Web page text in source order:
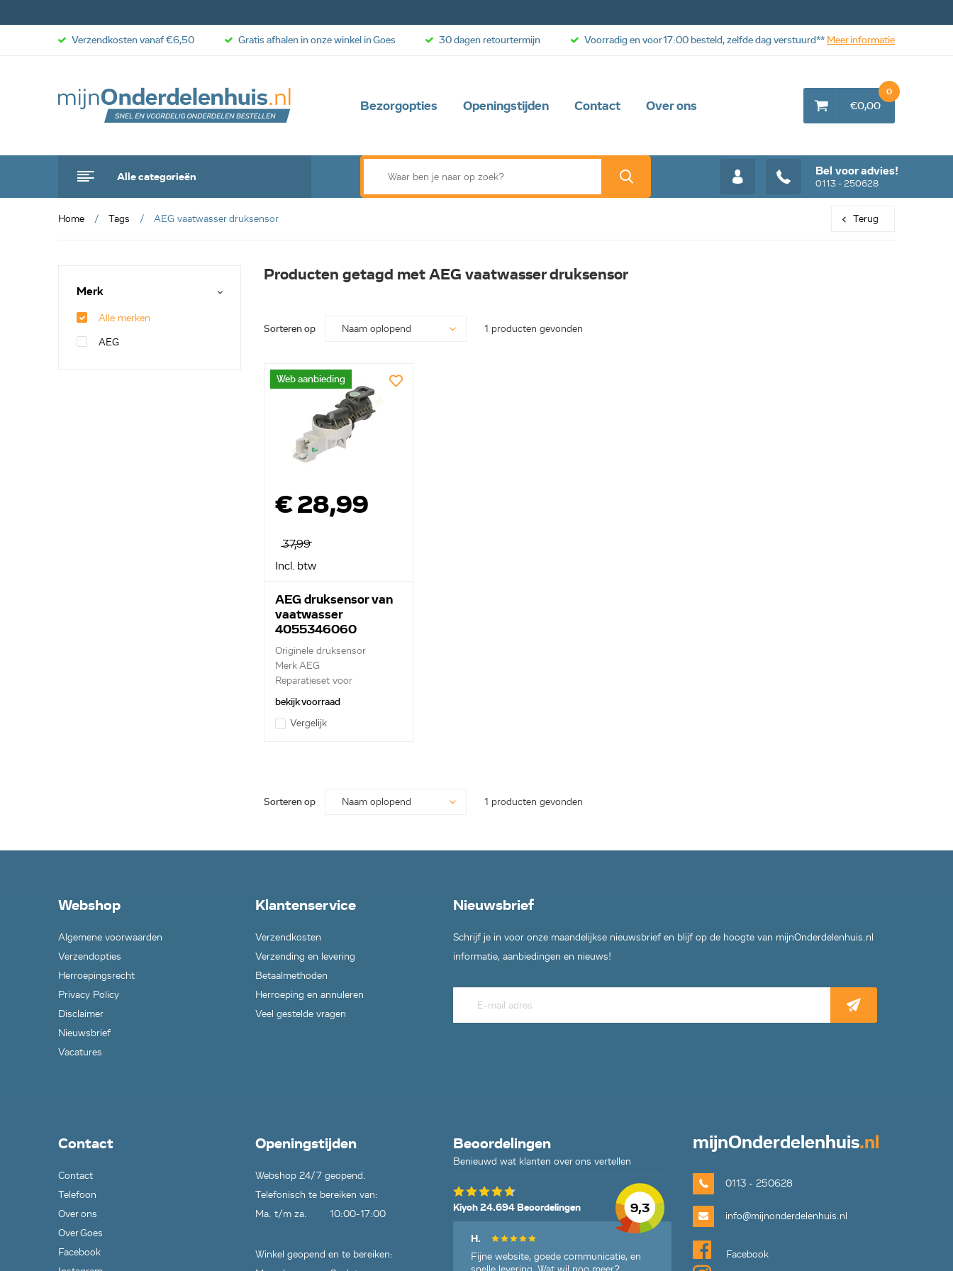
Bezorgopties Openingstijden Contact Over ons
Alle categorieën Bel voor advies!
0113 - 250628
€0,00
0
Verzendkosten vanaf €6,50 Gratis afhalen in onze winkel in Goes 30 dagen retourtermijn Voorradig en voor 17:00 besteld, zelfde dag verstuurd** Meer informatie
Home Tags AEG vaatwasser druksensor Terug
Merk
Alle merken
AEG
Producten getagd met AEG vaatwasser druksensor
Sorteren op 1 producten gevonden
Web aanbieding
€ 28,99
37,99
Incl. btw
AEG druksensor van
vaatwasser
4055346060
Originele druksensor
Merk AEG
Reparatieset voor
drukregela...
bekijk voorraad
Vergelijk
Sorteren op 1 producten gevonden
Webshop
Algemene voorwaarden
Verzendopties
Herroepingsrecht
Privacy Policy
Disclaimer
Nieuwsbrief
Vacatures
Klantenservice
Verzendkosten
Verzending en levering
Betaalmethoden
Herroeping en annuleren
Veel gestelde vragen
Nieuwsbrief
Schrijf je in voor onze maandelijkse nieuwsbrief en blijf op de hoogte van mijnOnderdelenhuis.nl
informatie, aanbiedingen en nieuws!
Contact
Contact
Telefoon
Over ons
Over Goes
Facebook
Openingstijden
Webshop 24/7 geopend.
Telefonisch te bereiken van:
Ma. t/m za.
10:00-17:00
Winkel geopend en te bereiken:
Beoordelingen
Benieuwd wat klanten over ons vertellen
9,3
Kiyoh 24.694 Beoordelingen
H.
Fijne website, goede communicatie, en
mijnOnderdelenhuis.nl
0113 - 250628
info@mijnonderdelenhuis.nl
Facebook